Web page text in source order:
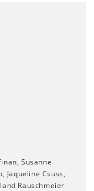
Susanne
Jaqueline Csuss,
Rauschmeier